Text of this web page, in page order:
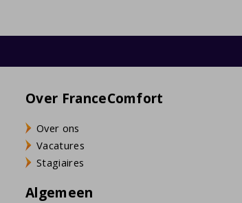
Over FranceComfort
Over ons
Vacatures
Stagiaires
Algemeen